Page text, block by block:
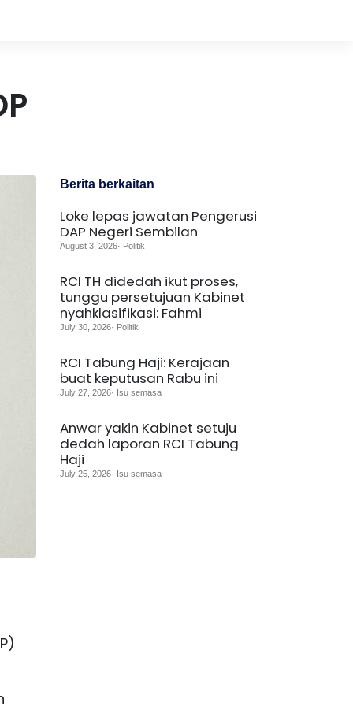
Berita berkaitan
Loke lepas jawatan Pengerusi
DAP Negeri Sembilan
August 3, 2026· Politik
RCI TH didedah ikut proses,
tunggu persetujuan Kabinet
nyahklasifikasi: Fahmi
July 30, 2026· Politik
RCI Tabung Haji: Kerajaan
buat keputusan Rabu ini
July 27, 2026· Isu semasa
Anwar yakin Kabinet setuju
dedah laporan RCI Tabung
Haji
July 25, 2026· Isu semasa